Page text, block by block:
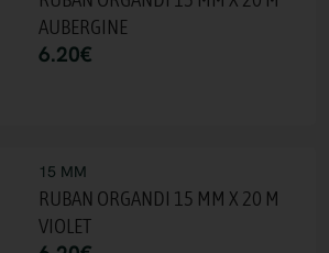
AUBERGINE
6.20€
15 MM
RUBAN ORGANDI 15 MM X 20 M
VIOLET